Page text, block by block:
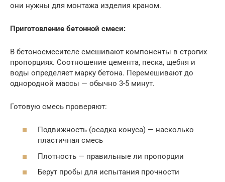
они нужны для монтажа изделия краном.
Приготовление бетонной смеси:
В бетоносмесителе смешивают компоненты в строгих
пропорциях. Соотношение цемента, песка, щебня и
воды определяет марку бетона. Перемешивают до
однородной массы — обычно 3-5 минут.
Готовую смесь проверяют:
Подвижность (осадка конуса) — насколько
пластичная смесь
Плотность — правильные ли пропорции
Берут пробы для испытания прочности